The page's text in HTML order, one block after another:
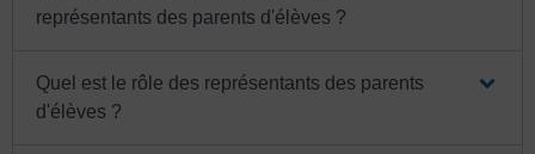
représentants des parents d'élèves ?
Quel est le rôle des représentants des parents
d'élèves ?